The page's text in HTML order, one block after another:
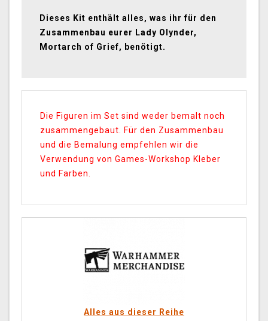
Dieses Kit enthält alles, was ihr für den
Zusammenbau eurer Lady Olynder,
Mortarch of Grief, benötigt.
Die Figuren im Set sind weder bemalt noch
zusammengebaut. Für den Zusammenbau
und die Bemalung empfehlen wir die
Verwendung von Games-Workshop Kleber
und Farben.
Alles aus dieser Reihe